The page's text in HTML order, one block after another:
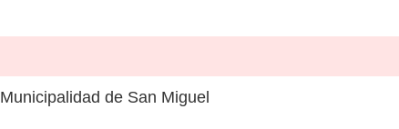
Municipalidad de San Miguel